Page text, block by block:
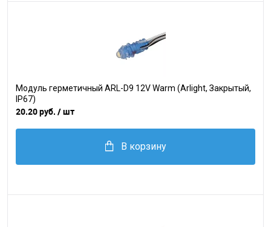
Модуль герметичный ARL-D9 12V Warm (Arlight, Закрытый,
IP67)
20.20 руб. / шт
В корзину